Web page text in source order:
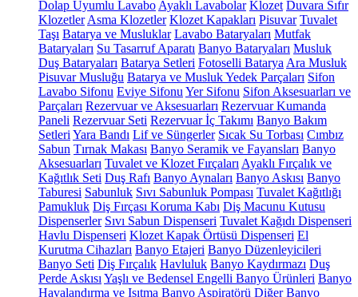
Dolap Uyumlu Lavabo Ayaklı Lavabolar Klozet Duvara Sıfır
Klozetler Asma Klozetler Klozet Kapakları Pisuvar Tuvalet
Taşı Batarya ve Musluklar Lavabo Bataryaları Mutfak
Bataryaları Su Tasarruf Aparatı Banyo Bataryaları Musluk
Duş Bataryaları Batarya Setleri Fotoselli Batarya Ara Musluk
Pisuvar Musluğu Batarya ve Musluk Yedek Parçaları Sifon
Lavabo Sifonu Eviye Sifonu Yer Sifonu Sifon Aksesuarları ve
Parçaları Rezervuar ve Aksesuarları Rezervuar Kumanda
Paneli Rezervuar Seti Rezervuar İç Takımı Banyo Bakım
Setleri Yara Bandı Lif ve Süngerler Sıcak Su Torbası Cımbız
Sabun Tırnak Makası Banyo Seramik ve Fayansları Banyo
Aksesuarları Tuvalet ve Klozet Fırçaları Ayaklı Fırçalık ve
Kağıtlık Seti Duş Rafı Banyo Aynaları Banyo Askısı Banyo
Taburesi Sabunluk Sıvı Sabunluk Pompası Tuvalet Kağıtlığı
Pamukluk Diş Fırçası Koruma Kabı Diş Macunu Kutusu
Dispenserler Sıvı Sabun Dispenseri Tuvalet Kağıdı Dispenseri
Havlu Dispenseri Klozet Kapak Örtüsü Dispenseri El
Kurutma Cihazları Banyo Etajeri Banyo Düzenleyicileri
Banyo Seti Diş Fırçalık Havluluk Banyo Kaydırmazı Duş
Perde Askısı Yaşlı ve Bedensel Engelli Banyo Ürünleri Banyo
Havalandırma ve Isıtma Banyo Aspiratörü Diğer Banyo